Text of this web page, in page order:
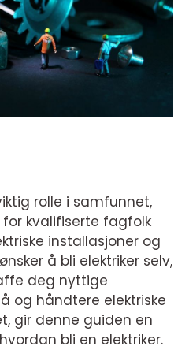
rolle i samfunnet,
kvalifiserte fagfolk
installasjoner og
å bli elektriker selv,
deg nyttige
og håndtere elektriske
gir denne guiden en
bli en elektriker.